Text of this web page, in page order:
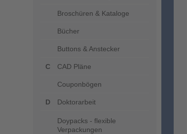
Broschüren & Kataloge
Bücher
Buttons & Anstecker
CAD Pläne
Couponbögen
Doktorarbeit
Doypacks - flexible
Verpackungen